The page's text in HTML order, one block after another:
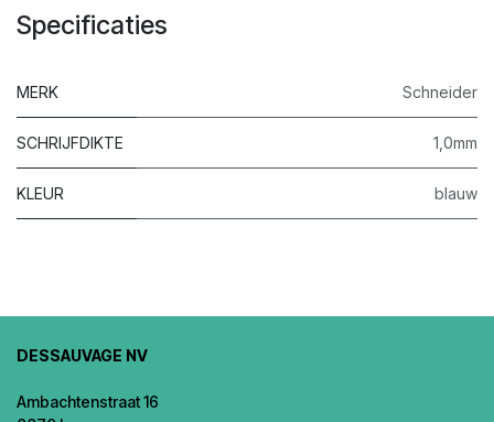
Specificaties
MERK Schneider
SCHRIJFDIKTE 1,0mm
KLEUR blauw
DESSAUVAGE NV
Ambachtenstraat 16